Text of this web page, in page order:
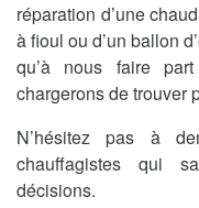
réparation d’une
à fioul ou d’un ballon
qu’à nous faire
chargerons de trouver
N’hésitez pas à
chauffagistes qui
décisions.